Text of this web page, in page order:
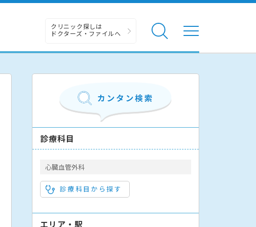
クリニック探しは
ドクターズ・ファイルへ
診療科目
心臓血管外科
診療科目から探す
エリア・駅